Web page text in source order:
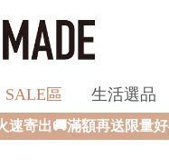
SALE區 生活選品
🚚滿額再送限量好禮✨